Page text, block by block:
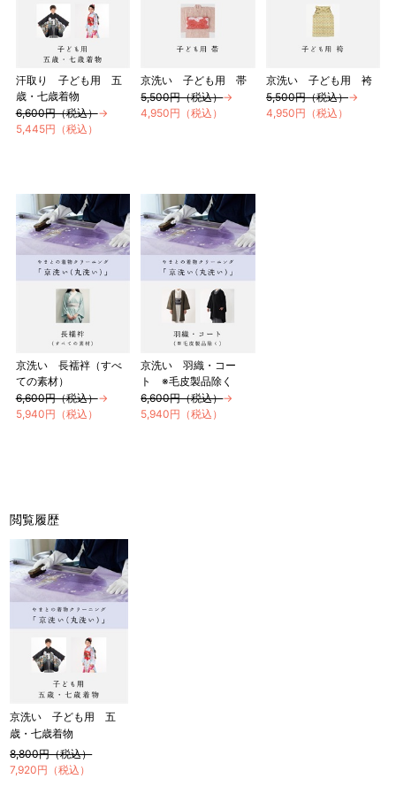
汗取り 子ども用 五
歳・七歳着物
6,600円（税込）→
5,445円（税込）
京洗い 子ども用 帯
5,500円（税込）→
4,950円（税込）
京洗い 子ども用 袴
5,500円（税込）→
4,950円（税込）
京洗い 長襦袢（すべ
ての素材）
6,600円（税込）→
5,940円（税込）
京洗い 羽織・コー
ト ※毛皮製品除く
6,600円（税込）→
5,940円（税込）
閲覧履歴
京洗い 子ども用 五
歳・七歳着物
8,800円（税込）
7,920円（税込）